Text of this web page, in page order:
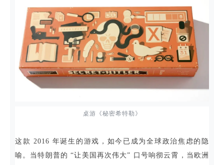
桌游《秘密希特勒》
这款 2016 年诞生的游戏，如今已成为全球政治焦虑的隐
喻。当特朗普的 “让美国再次伟大” 口号响彻云霄，当欧洲